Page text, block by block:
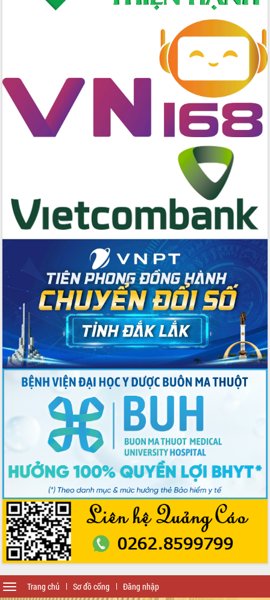
Trang chủ Sơ đồ cổng Đăng nhập
Toggle
navigation